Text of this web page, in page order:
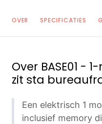
OVER SPECIFICATIES
Over BASE01 -
zit sta
Een elektrisch 1
inclusief memory